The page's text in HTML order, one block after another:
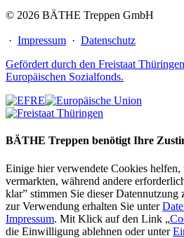
© 2026 BÄTHE Treppen GmbH
· Impressum · Datenschutz
Gefördert durch den Freistaat
Europäischen Sozialfonds.
BÄTHE Treppen benötigt Ihre
Einige hier verwendete Cookies helfen,
vermarkten, während andere
klar” stimmen Sie dieser Datennutzung
zur Verwendung erhalten Sie unter
Impressum. Mit Klick auf den Link „
die Einwilligung ablehnen oder unter